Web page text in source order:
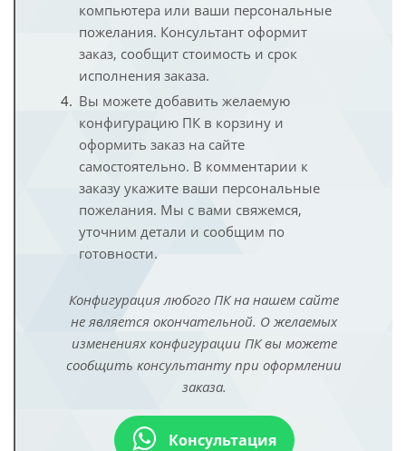
компьютера или ваши персональные
пожелания. Консультант оформит
заказ, сообщит стоимость и срок
исполнения заказа.
Вы можете добавить желаемую
конфигурацию ПК в корзину и
оформить заказ на сайте
самостоятельно. В комментарии к
заказу укажите ваши персональные
пожелания. Мы с вами свяжемся,
уточним детали и сообщим по
готовности.
Конфигурация любого ПК на нашем сайте
не является окончательной. О желаемых
изменениях конфигурации ПК вы можете
сообщить консультанту при оформлении
заказа.
Консультация